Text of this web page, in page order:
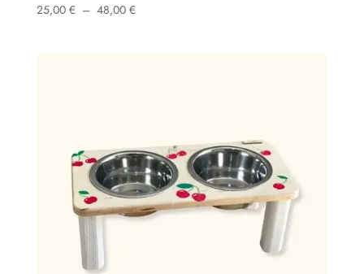
Note
5.00
25,00 € – 48,00 €Plage